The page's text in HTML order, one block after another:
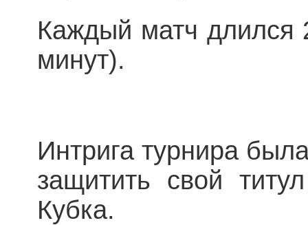
Каждый матч длился
минут).
Интрига турнира
защитить свой
Кубка.